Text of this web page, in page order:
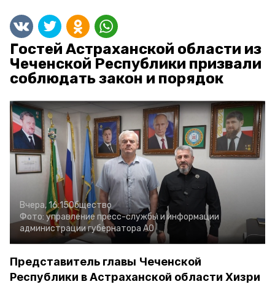
Гостей Астраханской области из
Чеченской Республики призвали
соблюдать закон и порядок
Вчера, 16:15Общество
Фото: управление пресс-службы и информации
администрации губернатора АО
Представитель главы Чеченской
Республики в Астраханской области Хизри